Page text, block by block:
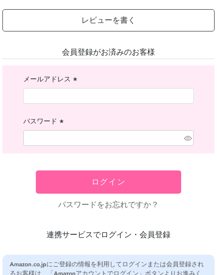
レビューを書く
会員登録がお済みのお客様
メールアドレス
(必
須)
パスワード
(必
須)
ログイン
パスワードをお忘れですか？
連携サービスでログイン・会員登録
Amazon.co.jpにご登録の情報を利用してログインまたは会員登録され